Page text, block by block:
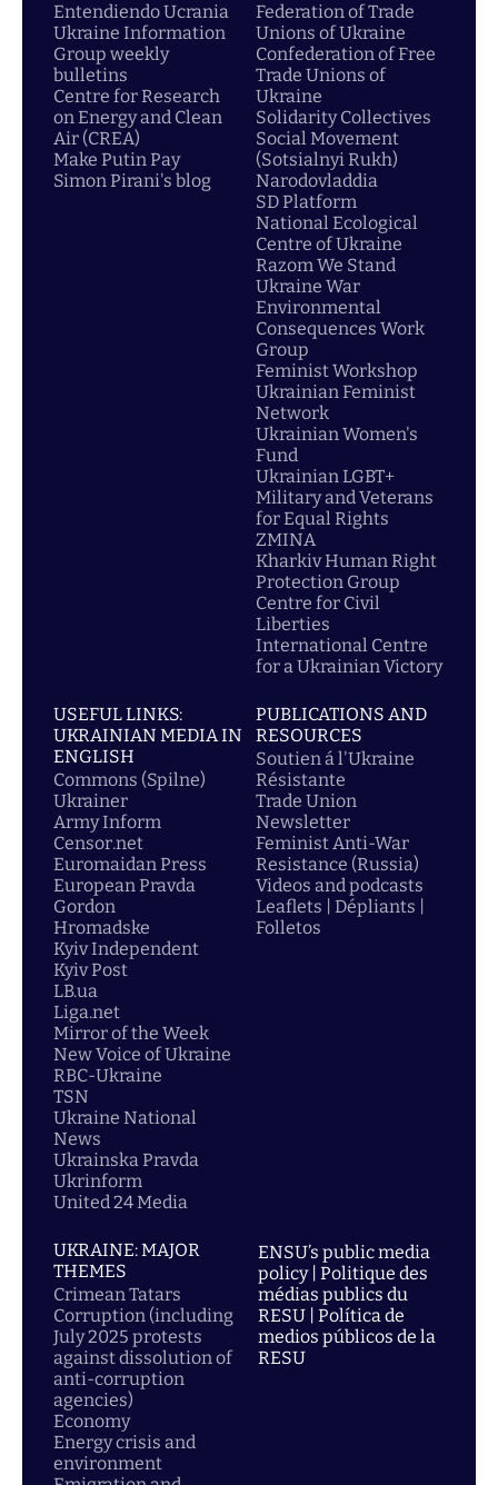
Entendiendo Ucrania
Ukraine Information
Group weekly
bulletins
Centre for Research
on Energy and Clean
Air (CREA)
Make Putin Pay
Simon Pirani's blog
Federation of Trade
Unions of Ukraine
Confederation of Free
Trade Unions of
Ukraine
Solidarity Collectives
Social Movement
(Sotsialnyi Rukh)
Narodovladdia
SD Platform
National Ecological
Centre of Ukraine
Razom We Stand
Ukraine War
Environmental
Consequences Work
Group
Feminist Workshop
Ukrainian Feminist
Network
Ukrainian Women's
Fund
Ukrainian LGBT+
Military and Veterans
for Equal Rights
ZMINA
Kharkiv Human Right
Protection Group
Centre for Civil
Liberties
International Centre
for a Ukrainian Victory
USEFUL LINKS:
UKRAINIAN MEDIA IN
ENGLISH
Commons (Spilne)
Ukrainer
Army Inform
Censor.net
Euromaidan Press
European Pravda
Gordon
Hromadske
Kyiv Independent
Kyiv Post
LB.ua
Liga.net
Mirror of the Week
New Voice of Ukraine
RBC-Ukraine
TSN
Ukraine National
News
Ukrainska Pravda
Ukrinform
United 24 Media
PUBLICATIONS AND
RESOURCES
Soutien á l'Ukraine
Résistante
Trade Union
Newsletter
Feminist Anti-War
Resistance (Russia)
Videos and podcasts
Leaflets | Dépliants |
Folletos
UKRAINE: MAJOR
THEMES
Crimean Tatars
Corruption (including
July 2025 protests
against dissolution of
anti-corruption
agencies)
Economy
Energy crisis and
environment
ENSU’s public media
policy | Politique des
médias publics du
RESU | Política de
medios públicos de la
RESU